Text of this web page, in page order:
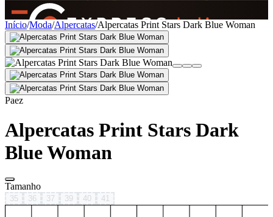
SINCE 2005
+de 36.000 reviews
Início/Moda/Alpercatas/Alpercatas Print Stars Dark Blue Woman
Paez
Alpercatas Print Stars Dark
Blue Woman
Tamanho
35 36 37 39 40 41